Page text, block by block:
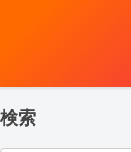
検索